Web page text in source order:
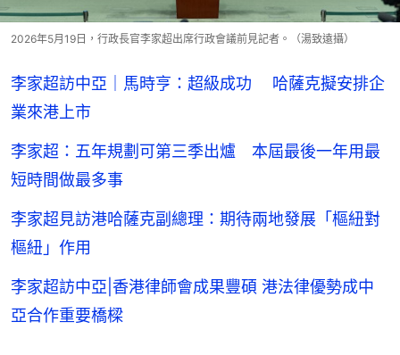
2026年5月19日，行政長官李家超出席行政會議前見記者。（湯致遠攝）
李家超訪中亞｜馬時亨：超級成功 哈薩克擬安排企
業來港上市
李家超：五年規劃可第三季出爐 本屆最後一年用最
短時間做最多事
李家超見訪港哈薩克副總理：期待兩地發展「樞紐對
樞紐」作用
李家超訪中亞|香港律師會成果豐碩 港法律優勢成中
亞合作重要橋樑